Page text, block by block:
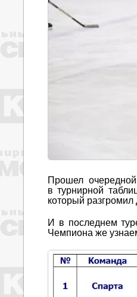
Прошел
в турнирной
который
И в последнем
Чемпиона же